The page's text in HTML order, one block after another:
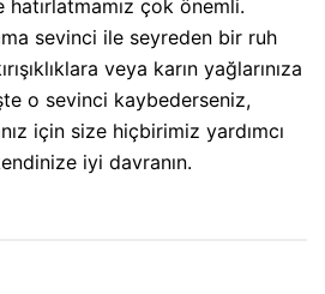
çok önemli.
sevinci ile seyreden bir ruh
veya karın yağlarınıza
o sevinci kaybederseniz,
için size hiçbirimiz yardımcı
iyi davranın.